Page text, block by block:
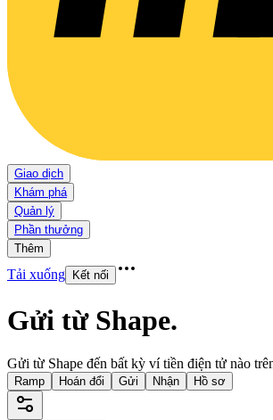
Giao dịch
Khám phá
Quản lý
Phần thưởng
Thêm
Tải xuống Kết nối
Gửi từ Shape.
Gửi từ Shape đến bất kỳ ví tiền điện tử nào
Ramp Hoán đổi Gửi Nhận Hồ sơ